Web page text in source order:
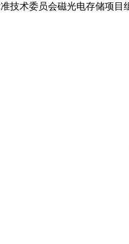
技术委员会磁光电存储项目